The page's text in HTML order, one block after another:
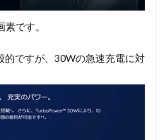
です。
的ですが、30Wの急速充電に対